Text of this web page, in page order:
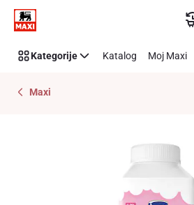
Preskoči link
Kategorije Katalog Moj Maxi
Maxi